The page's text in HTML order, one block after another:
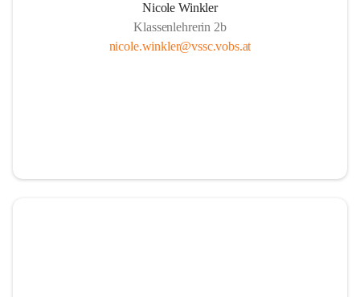
Nicole Winkler
Klassenlehrerin 2b
nicole.winkler@vssc.vobs.at